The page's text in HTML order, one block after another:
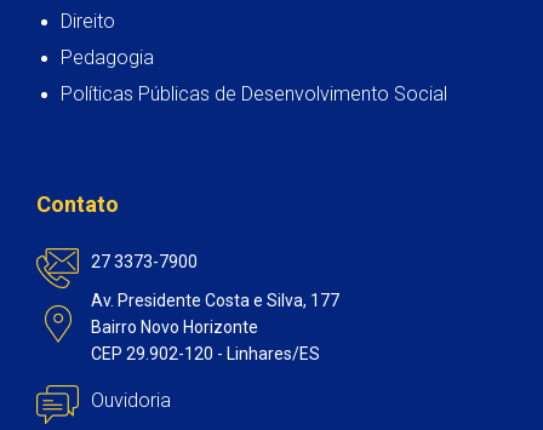
Direito
Pedagogia
Políticas Públicas de Desenvolvimento Social
Contato
27 3373-7900
Av. Presidente Costa e Silva, 177
Bairro Novo Horizonte
CEP 29.902-120 - Linhares/ES
Ouvidoria